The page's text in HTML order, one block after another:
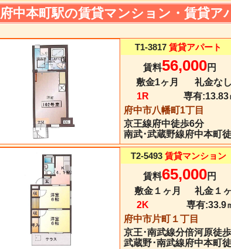
府中本町駅の賃貸マンション・賃貸ア
T1-3817 賃貸アパート
賃料56,000円
敷金1ヶ月
礼金なし
1R
専有:13.83
府中市八幡町1丁目
京王線府中徒歩6分
南武･武蔵野線府中本町
T2-5493 賃貸マンション
賃料65,000円
敷金１ヶ月
礼金１
2K
専有:33.9
府中市片町１丁目
京王･南武線分倍河原徒
武蔵野･南武線府中本町